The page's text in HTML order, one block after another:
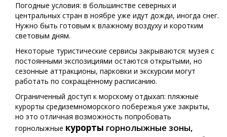
Погодные условия: в большинстве северных и
центральных стран в ноябре уже идут дожди, иногда снег.
Нужно быть готовым к влажному воздуху и коротким
световым дням.
Некоторые туристические сервисы закрываются: музея с
постоянными экспозициями остаются открытыми, но
сезонные аттракционы, парковки и экскурсии могут
работать по сокращённому расписанию.
Ограниченный доступ к морскому отдыхап: пляжные
курорты средиземноморского побережья уже закрыты,
но это отличная возможность попробовать
горнолыжные курорты горнолыжные зоны,